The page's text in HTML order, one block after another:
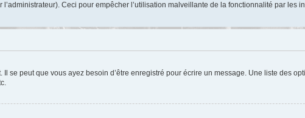
Ceci pour empêcher l’utilisation malveillante de la fonctionnalité par les
se peut que vous ayez besoin d’être enregistré pour écrire un message. Une liste des